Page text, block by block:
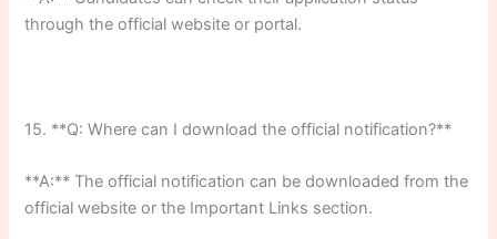
through the official website or portal.
15. **Q: Where can I download the official notification?**
**A:** The official notification can be downloaded from the
official website or the Important Links section.